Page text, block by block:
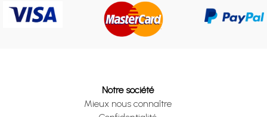
Notre société
Mieux nous connaître